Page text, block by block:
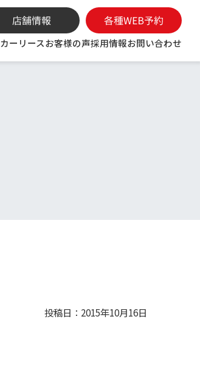
カーリースお客様の声採用情報お問い合わせ
投稿日：2015年10月16日